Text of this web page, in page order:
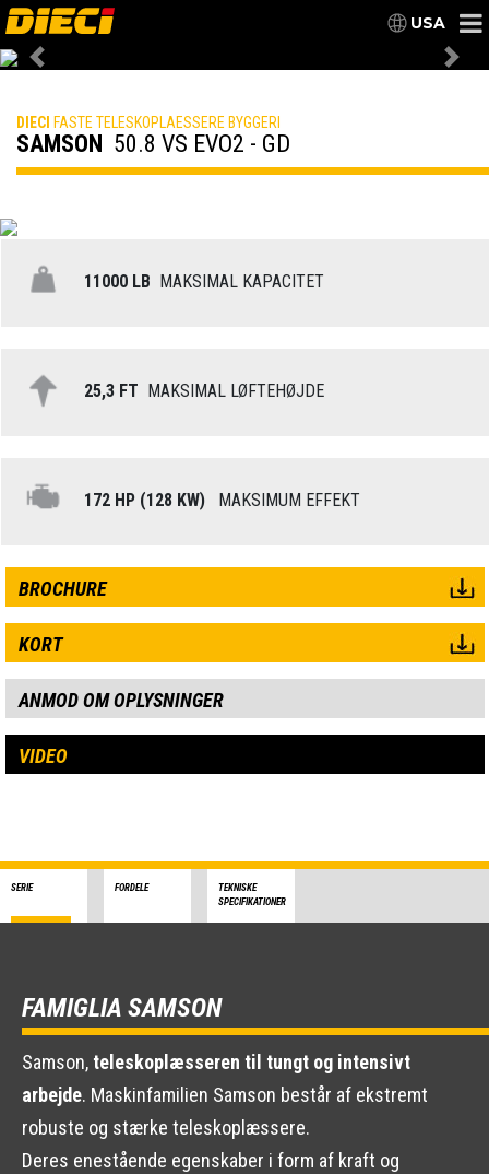
USA
Previous
DIECI FASTE TELESKOPLAESSERE BYGGERI
SAMSON 50.8 VS EVO2 - GD
11000 LB MAKSIMAL KAPACITET
25,3 FT MAKSIMAL LØFTEHØJDE
172 HP (128 KW) MAKSIMUM EFFEKT
BROCHURE
KORT
ANMOD OM OPLYSNINGER
VIDEO
SERIE FORDELE
TEKNISKE
SPECIFIKATIONER
FAMIGLIA SAMSON
Samson, teleskoplæsseren til tungt og intensivt
arbejde. Maskinfamilien Samson består af ekstremt
robuste og stærke teleskoplæssere.
Deres enestående egenskaber i form af kraft og